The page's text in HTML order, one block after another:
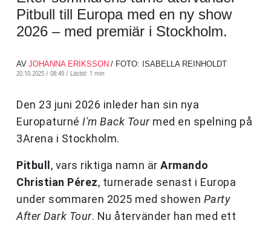
Pitbull till Europa med en ny show
2026 – med premiär i Stockholm.
AV JOHANNA ERIKSSON / FOTO: ISABELLA REINHOLDT
20.10.2025 / 08:49 / Lästid: 1 min
Den 23 juni 2026 inleder han sin nya
Europaturné I'm Back Tourmed en spelning på
3Arena i Stockholm.
Pitbull , vars riktiga namn är Armando
Christian Pérez, turnerade senast i Europa
under sommaren 2025 med showen Party
After Dark Tour. Nu återvänder han med ett